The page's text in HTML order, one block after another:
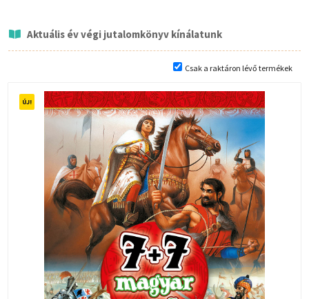
Aktuális év végi jutalomkönyv kínálatunk
Csak a raktáron lévő termékek